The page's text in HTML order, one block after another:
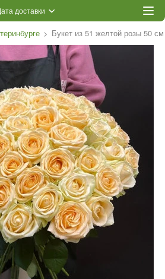
доставки
Букет из 51 желтой розы 50 см